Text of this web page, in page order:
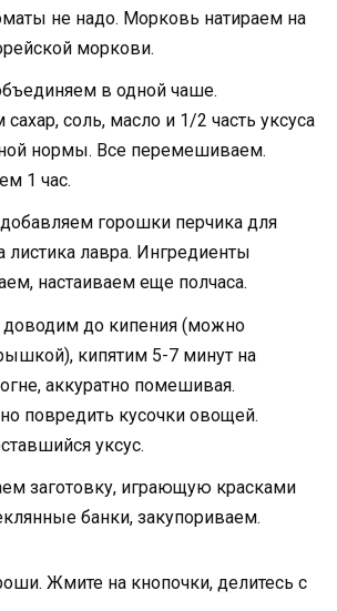
не надо. Морковь натираем на
моркови.
в одной чаше.
соль, масло и 1/2 часть уксуса
нормы. Все перемешиваем.
1 час.
горошки перчика для
листика лавра. Ингредиенты
настаиваем еще полчаса.
до кипения (можно
кипятим 5-7 минут на
аккуратно помешивая.
повредить кусочки овощей.
уксус.
заготовку, играющую красками
банки, закупориваем.
Жмите на кнопочки, делитесь с